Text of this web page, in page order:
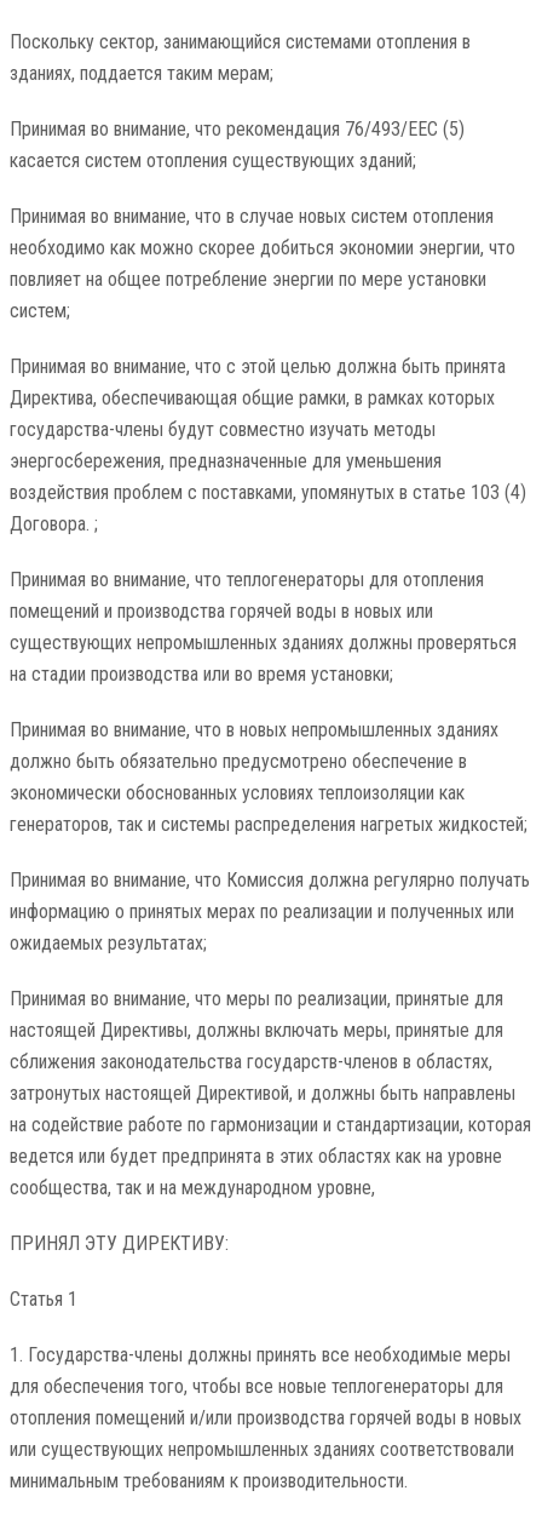
Поскольку сектор, занимающийся системами отопления в
зданиях, поддается таким мерам;
Принимая во внимание, что рекомендация 76/493/EEC (5)
касается систем отопления существующих зданий;
Принимая во внимание, что в случае новых систем отопления
необходимо как можно скорее добиться экономии энергии, что
повлияет на общее потребление энергии по мере установки
систем;
Принимая во внимание, что с этой целью должна быть принята
Директива, обеспечивающая общие рамки, в рамках которых
государства-члены будут совместно изучать методы
энергосбережения, предназначенные для уменьшения
воздействия проблем с поставками, упомянутых в статье 103 (4)
Договора. ;
Принимая во внимание, что теплогенераторы для отопления
помещений и производства горячей воды в новых или
существующих непромышленных зданиях должны проверяться
на стадии производства или во время установки;
Принимая во внимание, что в новых непромышленных зданиях
должно быть обязательно предусмотрено обеспечение в
экономически обоснованных условиях теплоизоляции как
генераторов, так и системы распределения нагретых жидкостей;
Принимая во внимание, что Комиссия должна регулярно получать
информацию о принятых мерах по реализации и полученных или
ожидаемых результатах;
Принимая во внимание, что меры по реализации, принятые для
настоящей Директивы, должны включать меры, принятые для
сближения законодательства государств-членов в областях,
затронутых настоящей Директивой, и должны быть направлены
на содействие работе по гармонизации и стандартизации, которая
ведется или будет предпринята в этих областях как на уровне
сообщества, так и на международном уровне,
ПРИНЯЛ ЭТУ ДИРЕКТИВУ:
Статья 1
1. Государства-члены должны принять все необходимые меры
для обеспечения того, чтобы все новые теплогенераторы для
отопления помещений и/или производства горячей воды в новых
или существующих непромышленных зданиях соответствовали
минимальным требованиям к производительности.